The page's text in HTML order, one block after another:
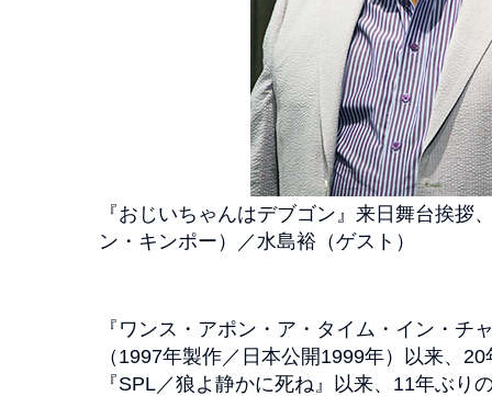
『おじいちゃんはデブゴン』来日舞台挨拶
ン・キンポー）／水島裕（ゲスト）
『ワンス・アポン・ア・タイム・イン・チ
（1997年製作／日本公開1999年）以来、
『SPL／狼よ静かに死ね』以来、11年ぶり